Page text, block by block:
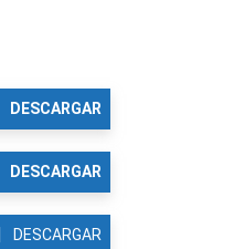
DESCARGAR
DESCARGAR
DESCARGAR